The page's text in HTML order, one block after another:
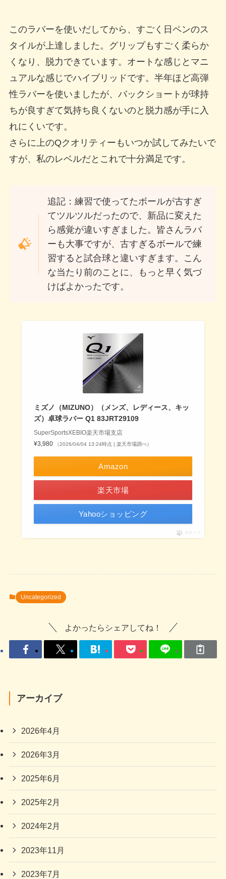
このラバーを使いだしてから、すごく日ペンのス
タイルが上達しました。グリップもすごく柔らか
くなり、脱力できています。オートな感じとマニ
ュアルな感じでハイブリッドです。半年ほど高弾
性ラバーを使いましたが、バックショートが球持
ちが良すぎて気持ち良くないのと脱力感が手に入
れにくいです。
さらに上のQクオリティーもいつか試してみたいで
すが、私のレベルだとこれで十分満足です。
追記：練習で使ってたボールが古すぎ
てツルツルだったので、新品に変えた
ら感覚が違いすぎました。皆さんラバ
ーも大事ですが、古すぎるボールで練
習すると試合球と違いすぎます。こん
な当たり前のことに、もっと早く気づ
けばよかったです。
ミズノ（MIZUNO）（メンズ、レディース、キッ
ズ）卓球ラバー Q1 83JRT29109
SuperSportsXEBIO楽天市場支店
¥3,980
（2026/04/04 13:24時点 | 楽天市場調べ）
Amazon
楽天市場
Yahooショッピング
ポチップ
Uncategorized
よかったらシェアしてね！
アーカイブ
2026年4月
2026年3月
2025年6月
2025年2月
2024年2月
2023年11月
2023年7月